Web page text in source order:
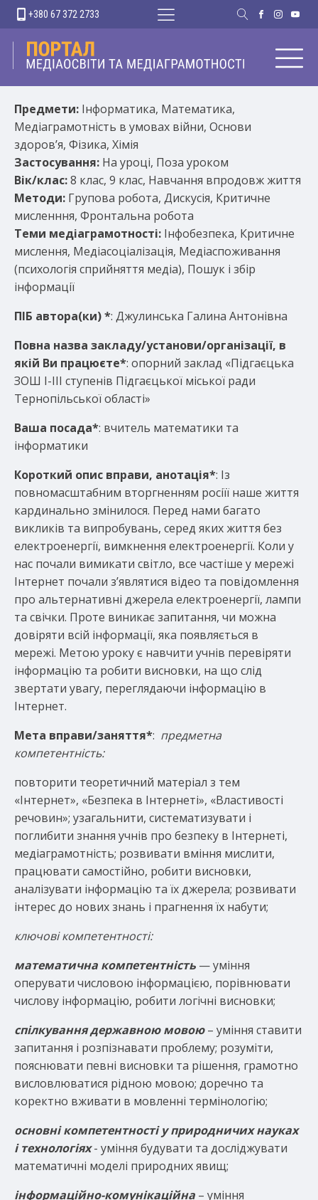
+380 67 372 2733
Предмети: Інформатика, Математика,
Медіаграмотність в умовах війни, Основи
здоров’я, Фізика, Хімія
Застосування: На уроці, Поза уроком
Вік/клас:8 клас, 9 клас, Навчання впродовж життя
Методи: Групова робота, Дискусія, Критичне
мисленння, Фронтальна робота
Теми медіаграмотності: Інфобезпека, Критичне
мислення, Медіасоціалізація, Медіаспоживання
(психологія сприйняття медіа), Пошук і збір
інформації
ПІБ автора(ки)*: Джулинська Галина Антонівна
Повна назва закладу/установи/організації, в
якій Ви працюєте*: опорний заклад «Підгаєцька
ЗОШ І-ІІІ ступенів Підгаєцької міської ради
Тернопільської області»
Ваша посада*: вчитель математики та
інформатики
Короткий опис вправи, анотація*: Із
повномасштабним вторгненням росіїї наше життя
кардинально змінилося. Перед нами багато
викликів та випробувань, серед яких життя без
електроенергії, вимкнення електроенергії. Коли у
нас почали вимикати світло, все частіше у мережі
Інтернет почали з’являтися відео та повідомлення
про альтернативні джерела електроенергії, лампи
та свічки. Проте виникає запитання, чи можна
довіряти всій інформації, яка появляється в
мережі. Метою уроку є навчити учнів перевіряти
інформацію та робити висновки, на що слід
звертати увагу, переглядаючи інформацію в
Інтернет.
Мета вправи/заняття*: предметна
компетентність:
повторити теоретичний матеріал з тем
«Інтернет», «Безпека в Інтернеті», «Властивості
речовин»; узагальнити, систематизувати і
поглибити знання учнів про безпеку в Інтернеті,
медіаграмотність; розвивати вміння мислити,
працювати самостійно, робити висновки,
аналізувати інформацію та їх джерела; розвивати
інтерес до нових знань і прагнення їх набути;
ключові компетентності:
математична компетентність — уміння
оперувати числовою інформацією, порівнювати
числову інформацію, робити логічні висновки;
спілкування державною мовою– уміння ставити
запитання і розпізнавати проблему; розуміти,
пояснювати певні висновки та рішення, грамотно
висловлюватися рідною мовою; доречно та
коректно вживати в мовленні термінологію;
основні компетентності у природничих науках
і технологіях- уміння будувати та досліджувати
математичні моделі природних явищ;
інформаційно-комунікаційна – уміння